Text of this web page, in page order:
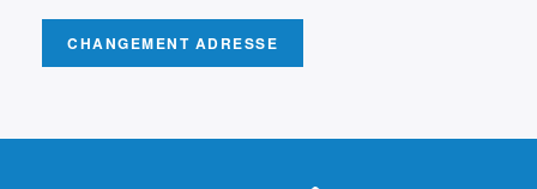
CHANGEMENT ADRESSE